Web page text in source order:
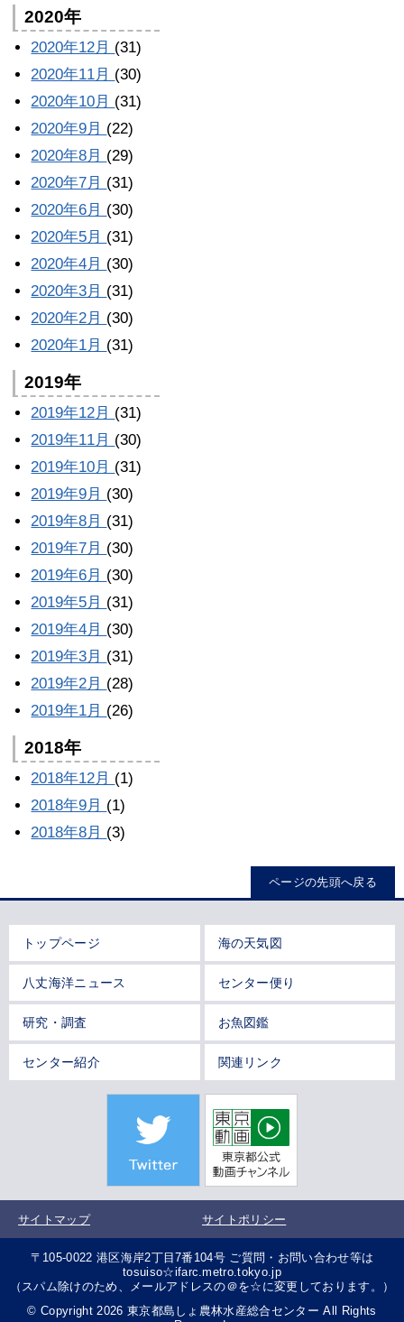
2020年
2020年12月 (31)
2020年11月 (30)
2020年10月 (31)
2020年9月 (22)
2020年8月 (29)
2020年7月 (31)
2020年6月 (30)
2020年5月 (31)
2020年4月 (30)
2020年3月 (31)
2020年2月 (30)
2020年1月 (31)
2019年
2019年12月 (31)
2019年11月 (30)
2019年10月 (31)
2019年9月 (30)
2019年8月 (31)
2019年7月 (30)
2019年6月 (30)
2019年5月 (31)
2019年4月 (30)
2019年3月 (31)
2019年2月 (28)
2019年1月 (26)
2018年
2018年12月 (1)
2018年9月 (1)
2018年8月 (3)
ページの先頭へ戻る
トップページ 海の天気図
八丈海洋ニュース センター便り
研究・調査 お魚図鑑
センター紹介 関連リンク
サイトマップ サイトポリシー
〒105-0022 港区海岸2丁目7番104号 ご質問・お問い合わせ等は
tosuiso☆ifarc.metro.tokyo.jp
（スパム除けのため、メールアドレスの＠を☆に変更しております。）
© Copyright 2026 東京都島しょ農林水産総合センター All Rights